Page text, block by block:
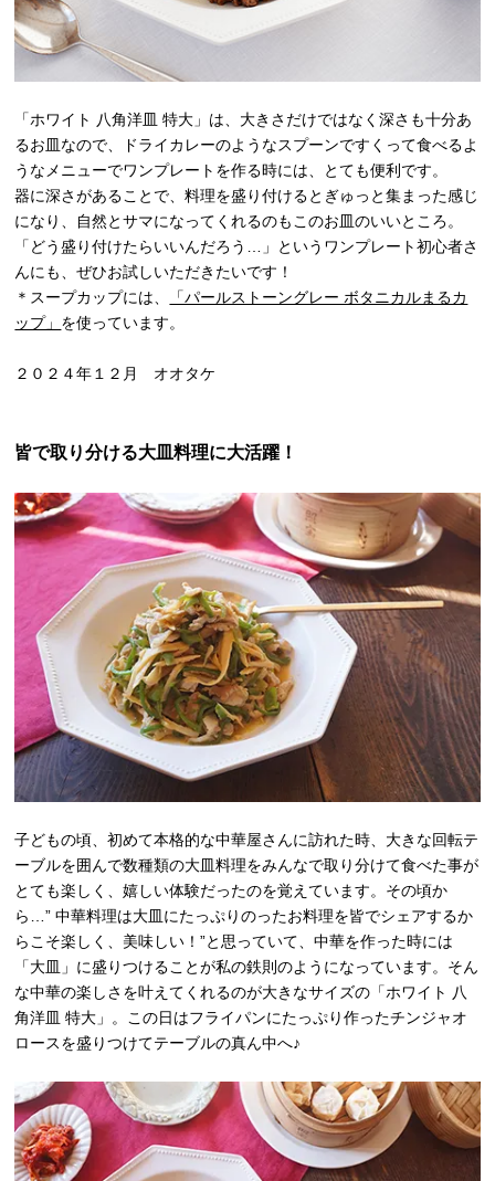
「ホワイト 八角洋皿 特大」は、大きさだけではなく深さも十分あ
るお皿なので、ドライカレーのようなスプーンですくって食べるよ
うなメニューでワンプレートを作る時には、とても便利です。
器に深さがあることで、料理を盛り付けるとぎゅっと集まった感じ
になり、自然とサマになってくれるのもこのお皿のいいところ。
「どう盛り付けたらいいんだろう…」というワンプレート初心者さ
んにも、ぜひお試しいただきたいです！
＊スープカップには、
「パールストーングレー ボタニカルまるカ
ップ」 を使っています。
２０２４年１２月 オオタケ
皆で取り分ける大皿料理に大活躍！
子どもの頃、初めて本格的な中華屋さんに訪れた時、大きな回転テ
ーブルを囲んで数種類の大皿料理をみんなで取り分けて食べた事が
とても楽しく、嬉しい体験だったのを覚えています。その頃か
ら…” 中華料理は大皿にたっぷりのったお料理を皆でシェアするか
らこそ楽しく、美味しい！”と思っていて、中華を作った時には
「大皿」に盛りつけることが私の鉄則のようになっています。そん
な中華の楽しさを叶えてくれるのが大きなサイズの「ホワイト 八
角洋皿 特大」。この日はフライパンにたっぷり作ったチンジャオ
ロースを盛りつけてテーブルの真ん中へ♪